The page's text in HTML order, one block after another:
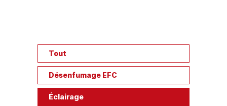
Tout
Désenfumage EFC
Éclairage